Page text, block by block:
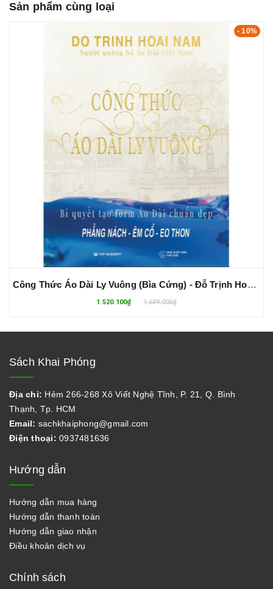
Sản phẩm cùng loại
- 10%
Công Thức Áo Dài Ly Vuông (Bìa Cứng) - Đỗ Trịnh Hoài Nam
1.520.100₫ 1.689.000₫
Sách Khai Phóng
Địa chỉ: Hẻm 266-268 Xô Viết Nghệ Tĩnh, P. 21, Q. Bình
Thạnh, Tp. HCM
Email: sachkhaiphong@gmail.com
Điện thoại: 0937481636
Hướng dẫn
Hướng dẫn mua hàng
Hướng dẫn thanh toán
Hướng dẫn giao nhận
Điều khoản dịch vụ
Chính sách